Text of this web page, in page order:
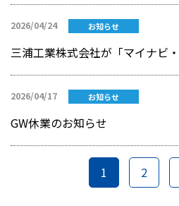
2026/04/24 お知らせ
2026/04/17 お知らせ
GW休業のお知らせ
1 2